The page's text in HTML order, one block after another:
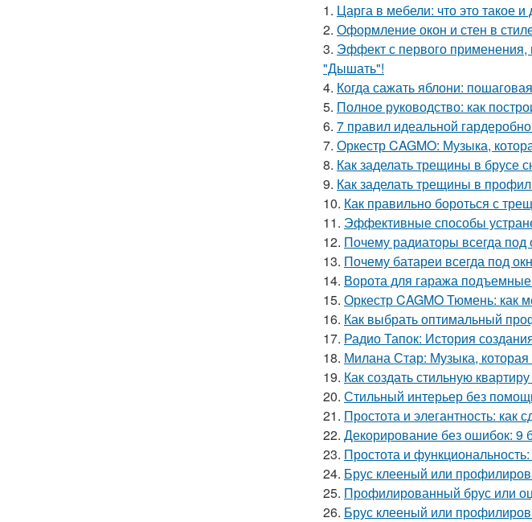
1. Царга в мебели: что это такое
2. Оформление окон и стен в
3. Эффект с первого применения,
"Дышать"!
4. Когда сажать яблони:
5. Полное руководство: как
6. 7 правил идеальной
7. Оркестр CAGMO: Музыка,
8. Как заделать трещины в
9. Как заделать трещины в
10. Как правильно бороться с
11. Эффективные способы
12. Почему радиаторы всегда под
13. Почему батареи всегда под
14. Ворота для гаража
15. Оркестр CAGMO Тюмень: как
16. Как выбрать оптимальный
17. Радио Тапок: История
18. Милана Стар: Музыка, которая
19. Как создать стильную
20. Стильный интерьер без
21. Простота и элегантность: как
22. Декорирование без ошибок: 9
23. Простота и
24. Брус клееный или
25. Профилированный брус или
26. Брус клееный или